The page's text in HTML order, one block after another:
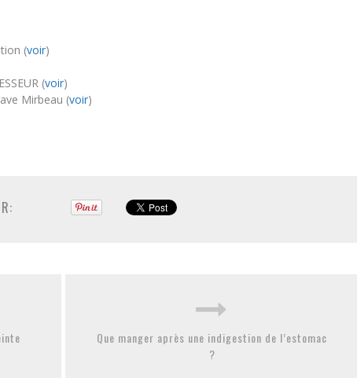
(voir)
(voir)
Mirbeau (voir)
Que manger après une indigestion de l’estomac
?